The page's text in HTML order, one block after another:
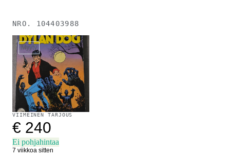
NRO. 104403988
Myyty
VIIMEINEN TARJOUS
€ 240
Ei pohjahintaa
7 viikkoa sitten